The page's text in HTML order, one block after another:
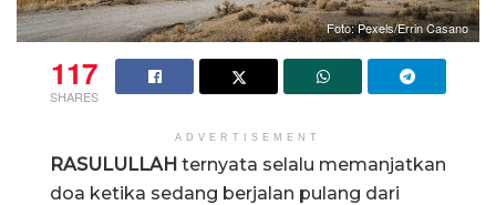
Foto: Pexels/Errin Casano
117
SHARES
ADVERTISEMENT
RASULULLAH ternyata selalu memanjatkan
doa ketika sedang berjalan pulang dari